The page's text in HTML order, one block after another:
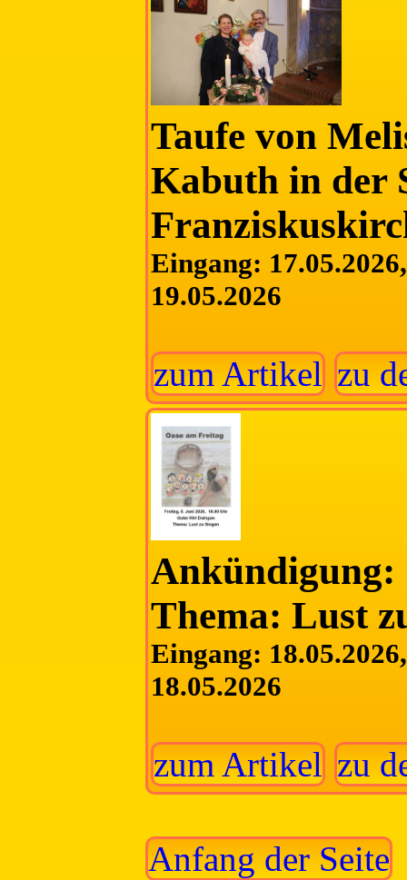
Taufe von
Kabuth in der
Eingang:
19.05.2026
zum Artikel zu
Ankündigung:
Thema: Lust
Eingang:
18.05.2026
zum Artikel zu
Anfang der Seite